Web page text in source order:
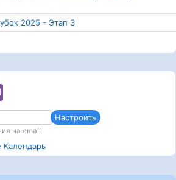
2025 - Этап 3
Настроить
на email
Календарь